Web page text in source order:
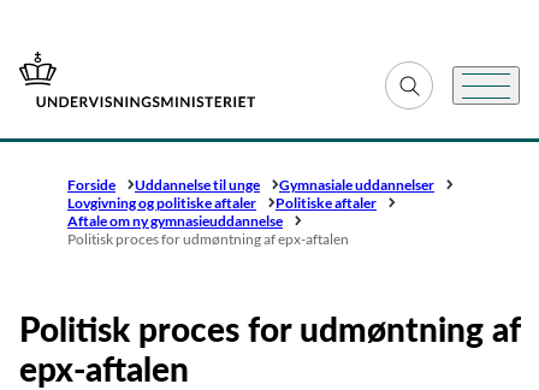
Gå til forsiden Fold søgefelt ud
Menu
Forside Uddannelse til unge
Gymnasiale uddannelser
Lovgivning og politiske aftaler
Politiske aftaler
Aftale om ny gymnasieuddannelse
Politisk proces for udmøntning af epx-aftalen
Politisk proces for udmøntning af
epx-aftalen